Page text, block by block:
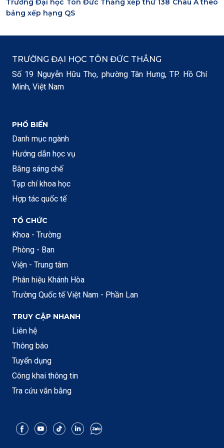
Trường Đại học Tôn Đức Thắng xếp thứ 138 Châu Á theo
bảng xếp hạng QS
TRƯỜNG ĐẠI HỌC TÔN ĐỨC THẮNG
Số 19 Nguyễn Hữu Thọ, phường Tân Hưng, TP. Hồ Chí
Minh, Việt Nam
PHỔ BIẾN
Danh mục ngành
Hướng dẫn học vụ
Bằng sáng chế
Tạp chí khoa học
Hợp tác quốc tế
TỔ CHỨC
Khoa - Trường
Phòng - Ban
Viện - Trung tâm
Phân hiệu Khánh Hòa
Trường Quốc tế Việt Nam - Phần Lan
TRUY CẬP NHANH
Liên hệ
Thông báo
Tuyển dụng
Công khai thông tin
Tra cứu văn bằng